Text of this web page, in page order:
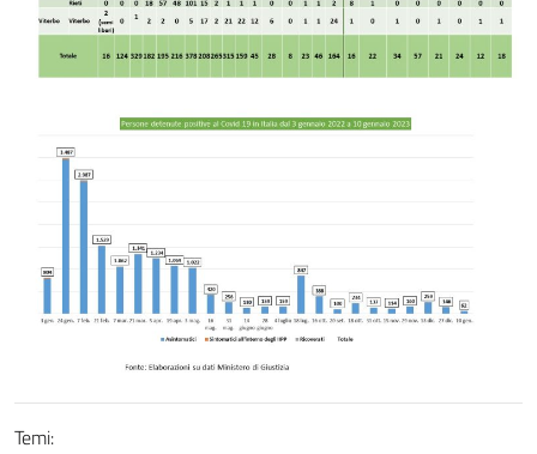
Temi: